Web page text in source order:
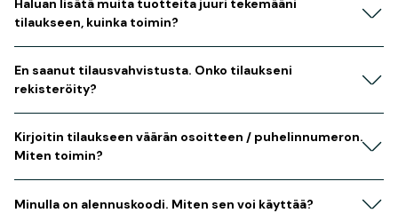
Haluan lisätä muita tuotteita juuri tekemääni
tilaukseen, kuinka toimin?
En saanut tilausvahvistusta. Onko tilaukseni
rekisteröity?
Kirjoitin tilaukseen väärän osoitteen / puhelinnumeron.
Miten toimin?
Minulla on alennuskoodi. Miten sen voi käyttää?